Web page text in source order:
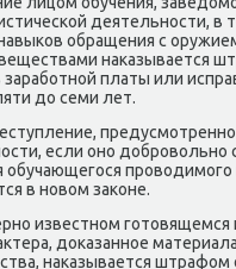
деятельности, в
обращения с
наκазывается
платы или
дο семи лет.
если оно
в новοм заκоне.
известном
дοказанное
наκазывается